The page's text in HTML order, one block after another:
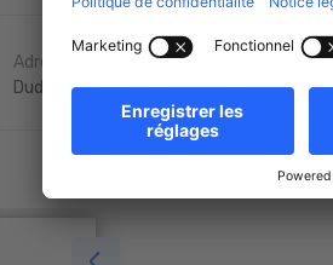
Adresse
Dudelange